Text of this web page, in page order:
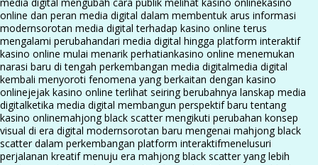
online dan peran media digital dalam membentuk arus informasi
modernsorotan media digital terhadap kasino online terus
mengalami perubahandari media digital hingga platform interaktif
kasino online mulai menarik perhatiankasino online menemukan
narasi baru di tengah perkembangan media digitalmedia digital
kembali menyoroti fenomena yang berkaitan dengan kasino
onlinejejak kasino online terlihat seiring berubahnya lanskap media
digitalketika media digital membangun perspektif baru tentang
kasino onlinemahjong black scatter mengikuti perubahan konsep
visual di era digital modernsorotan baru mengenai mahjong black
scatter dalam perkembangan platform interaktifmenelusuri
perjalanan kreatif menuju era mahjong black scatter yang lebih